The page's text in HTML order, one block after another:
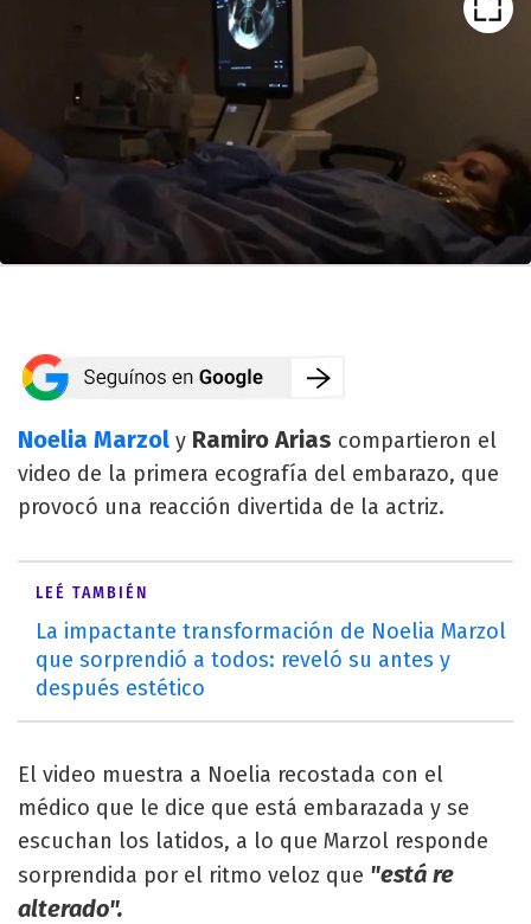
Noelia Marzol y Ramiro Arias compartieron el
video de la primera ecografía del embarazo, que
provocó una reacción divertida de la actriz.
LEÉ TAMBIÉN
La impactante transformación de Noelia Marzol
que sorprendió a todos: reveló su antes y
después estético
El video muestra a Noelia recostada con el
médico que le dice que está embarazada y se
escuchan los latidos, a lo que Marzol responde
sorprendida por el ritmo veloz que "está re
alterado".